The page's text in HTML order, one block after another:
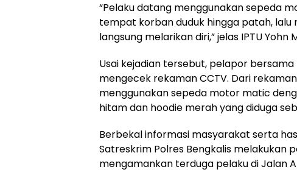
“Pelaku datang menggunakan sepeda
tempat korban duduk hingga patah,
langsung melarikan diri,” jelas IPTU Yohn
Usai kejadian tersebut, pelapor
mengecek rekaman CCTV. Dari
menggunakan sepeda motor matic
hitam dan hoodie merah yang diduga
Berbekal informasi masyarakat serta
Satreskrim Polres Bengkalis melakukan
mengamankan terduga pelaku di Jalan